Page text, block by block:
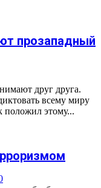
прозападный
друг друга.
всему миру
положил этому...